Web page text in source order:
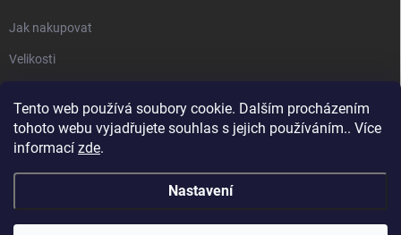
Tento web používá soubory cookie. Dalším procházením
tohoto webu vyjadřujete souhlas s jejich používáním.. Více
informací zde.
Nastavení
Jak nakupovat
Velikosti
Vrácení, reklamace
Obchodní podmínky